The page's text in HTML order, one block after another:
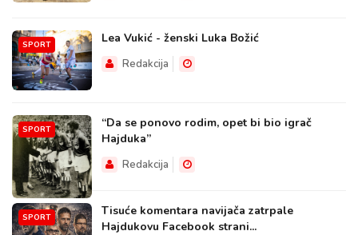
SPORT Lea Vukić - ženski Luka Božić
Redakcija
SPORT
“Da se ponovo rodim, opet bi bio igrač
Hajduka”
Redakcija
SPORT
Tisuće komentara navijača zatrpale
Hajdukovu Facebook strani...